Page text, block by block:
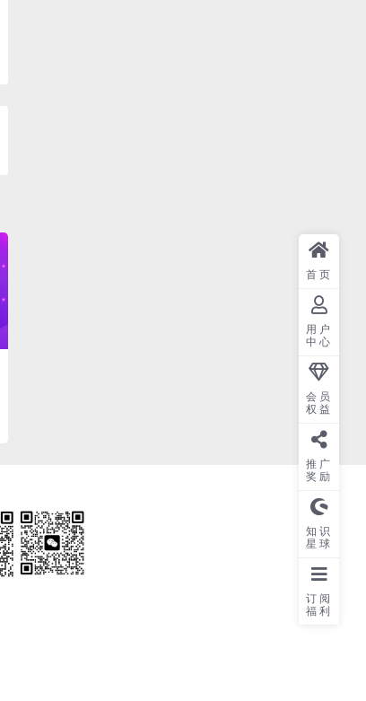
首页
用户
中心
会员
权益
推广
奖励
知识
星球
订阅
福利